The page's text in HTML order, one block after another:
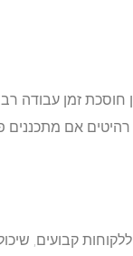
זמן עבודה רב.
אם